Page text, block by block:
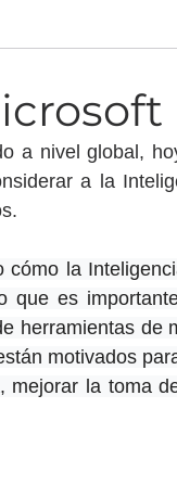
a nivel global,
a la
la
que es
herramientas de
motivados
la toma